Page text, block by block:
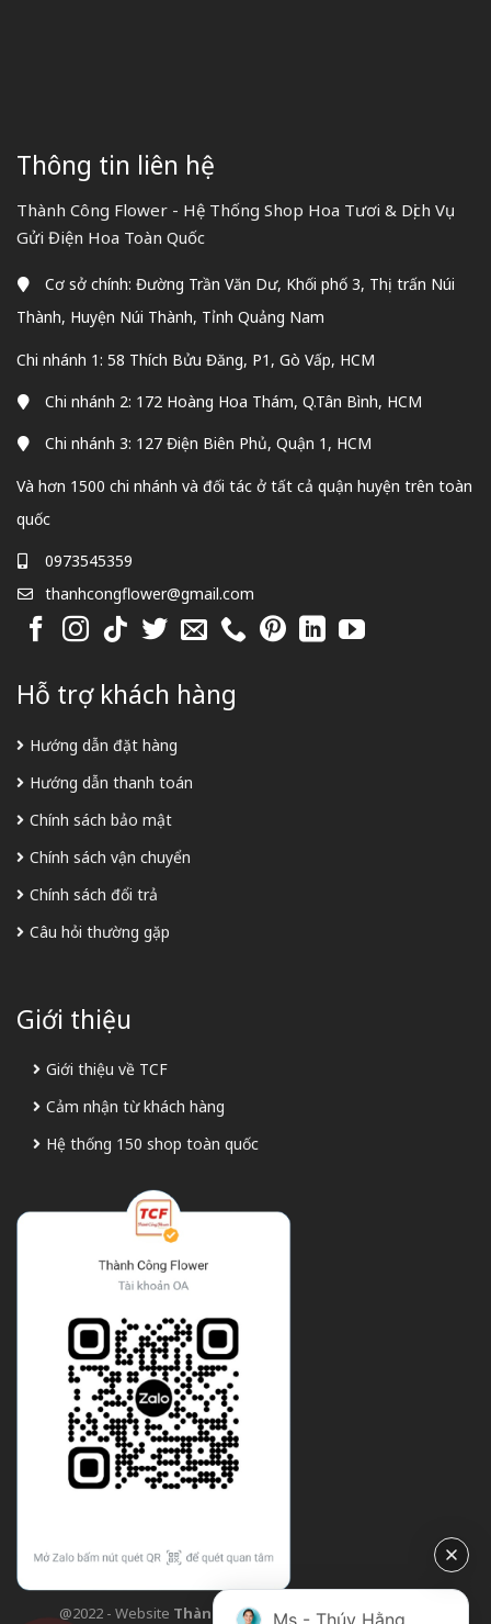
Thông tin liên hệ
Thành Công Flower - Hệ Thống Shop Hoa Tươi & Dịch Vụ
Gửi Điện Hoa Toàn Quốc
Cơ sở chính: Đường Trần Văn Dư, Khối phố 3, Thị trấn Núi
Thành, Huyện Núi Thành, Tỉnh Quảng Nam
Chi nhánh 1: 58 Thích Bửu Đăng, P1, Gò Vấp, HCM
Chi nhánh 2: 172 Hoàng Hoa Thám, Q.Tân Bình, HCM
Chi nhánh 3: 127 Điện Biên Phủ, Quận 1, HCM
Và hơn 1500 chi nhánh và đối tác ở tất cả quận huyện trên toàn
quốc
0973545359
thanhcongflower@gmail.com
Hỗ trợ khách hàng
Hướng dẫn đặt hàng
Hướng dẫn thanh toán
Chính sách bảo mật
Chính sách vận chuyển
Chính sách đổi trả
Câu hỏi thường gặp
Giới thiệu
Giới thiệu về TCF
Cảm nhận từ khách hàng
Hệ thống 150 shop toàn quốc
@2022 - Website Thành Công Flower| Design bởi
Ms - Thúy Hằng